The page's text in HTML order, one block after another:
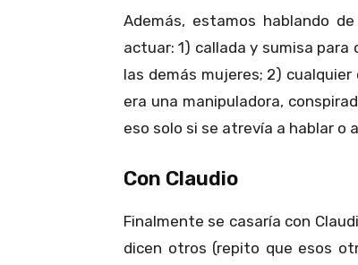
Además, estamos hablando
actuar: 1) callada y sumisa
las demás mujeres; 2)
era una manipuladora,
eso solo si se atrevía a hablar o
Con Claudio
Finalmente se casaría con
dicen otros (repito que esos